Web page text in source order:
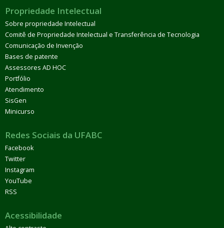
Propriedade Intelectual
Sobre propriedade Intelectual
Comitê de Propriedade Intelectual e Transferência de Tecnologia
Comunicação de Invenção
Bases de patente
Assessores AD HOC
Portfólio
Atendimento
SisGen
Minicurso
Redes Sociais da UFABC
Facebook
Twitter
Instagram
YouTube
RSS
Acessibilidade